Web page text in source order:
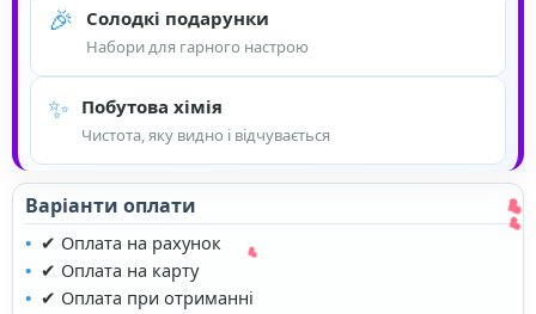
🎉 Солодкі подарунки
Набори для гарного настрою
✨ Побутова хімія
Чистота, яку видно і відчувається
Варіанти оплати
✔ Оплата на рахунок
✔ Оплата на карту
✔ Оплата при отриманні